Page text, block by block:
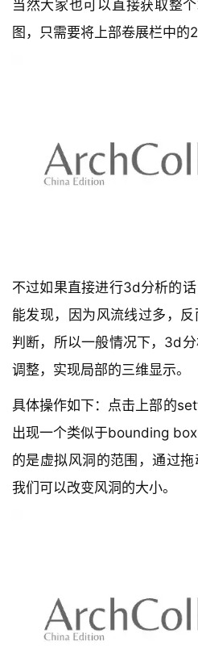
观
作
登录
当然大家也可以直接获取整
图，只需要将上部卷展栏中的
不过如果直接进行3d分析的
能发现，因为风流线过多，
判断，所以一般情况下，3d
调整，实现局部的三维显示。
具体操作如下：点击上部的
出现一个类似于bounding
的是虚拟风洞的范围，通过拖
我们可以改变风洞的大小。